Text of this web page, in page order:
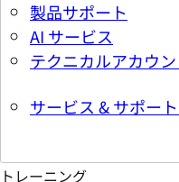
製品サポート
AI サービス
テクニカルアカウ
サービス & サポー
トレーニング